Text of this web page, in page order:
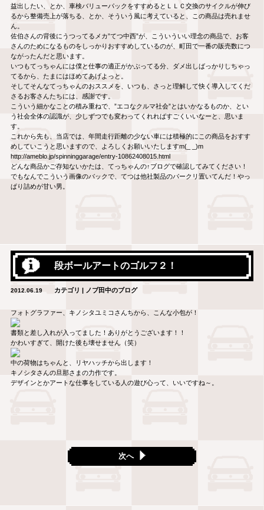
益出したい、とか、車検バリューパックをすすめるとＬＬＣ交換のサイクルが伸び
るから整備売上が落ちる、とか、そういう風に考えていると、この商品は売れませ
ん。
佐伯さんの背後にうつってるメカ”てつ中西”が、こういういい理念の商品で、お客
さんのためになるものをしっかりおすすめしているのが、町田で一番の販売数につ
ながったんだと思います。
いつもてっちゃんには僕と仕事の適正がかぶってる分、ダメ出しばっかりしちゃっ
てるから、たまにはほめてあげよっと。
そしてそんなてっちゃんのおススメを、いつも、さっと理解して快く導入してくだ
さるお客さんたちには、感謝です。
こういう細かなことの積み重ねで、”エコなクルマ社会”とはいかなるものか、とい
う社会全体の認識が、少しずつでも変わってくれればすごくいいなーと、思いま
す。
これから先も、当店では、年間走行距離の少ない車には積極的にこの商品をおすす
めしていこうと思いますので、よろしくお願いいたしますm(_ _)m
http://ameblo.jp/spinninggarage/entry-10862408015.html
どんな商品かご存知ないかたは、てっちゃんの↑ブログで確認してみてください！
でもなんでこういう画像のバックで、てつは他社製品のパークリ置いてんだ！やっ
ぱり詰めが甘い男。
段ボールアートのゴルフ２！
2012.06.19 カテゴリ | ノブ田中のブログ
フォトグラファー、キノシタユミコさんちから、こんな小包が！
書類と差し入れが入ってました！ありがとうございます！！
かわいすぎて、開けた後も壊せません（笑）
中の荷物はちゃんと、リヤハッチから出します！
キノシタさんの旦那さまの力作です。
デザインとかアートな仕事をしている人の遊び心って、いいですね～。
次へ